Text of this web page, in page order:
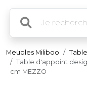
Meubles Miliboo
Table d'appoint
cm MEZZO